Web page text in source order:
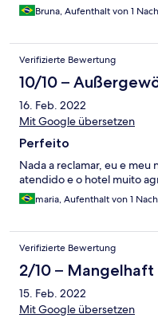
Bruna, Aufenthalt von 1
Verifizierte Bewertung
10/10 –
16. Feb. 2022
Mit Google übersetzen
Perfeito
Nada a reclamar, eu e
atendido e o hotel muito
maria, Aufenthalt von 1
Verifizierte Bewertung
2/10 – Mangelhaft
15. Feb. 2022
Mit Google übersetzen